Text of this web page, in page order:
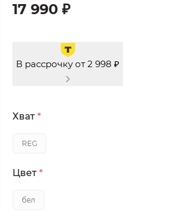
17 990 ₽
В рассрочку от 2 998 ₽
Хват *
REG
Цвет *
бел